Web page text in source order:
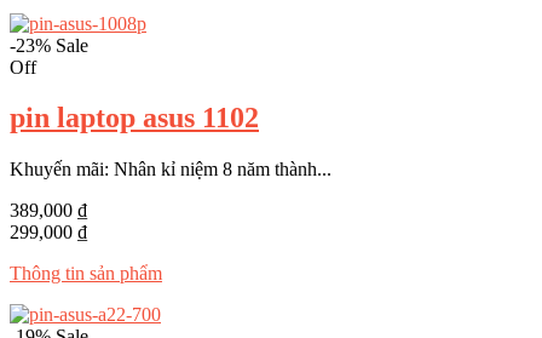
-23% Sale
Off
pin laptop asus 1102
Khuyến mãi: Nhân kỉ niệm 8 năm thành...
389,000 ₫
299,000 ₫
Thông tin sản phẩm